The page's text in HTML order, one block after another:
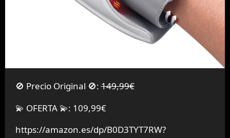
🚫 Precio Original 🚫:149,99€
💫 OFERTA 💫: 109,99€
https://amazon.es/dp/B0D3TYT7RW?